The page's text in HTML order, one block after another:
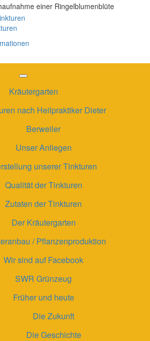
Kräutergarten
nach Heilpraktiker Dieter
Berweiler
Unser Anliegen
unserer Tinkturen
Qualität der Tinkturen
Zutaten der Tinkturen
Der Kräutergarten
/ Pflanzenproduktion
Wir sind auf Facebook
SWR Grünzeug
Früher und heute
Die Zukunft
Die Geschichte